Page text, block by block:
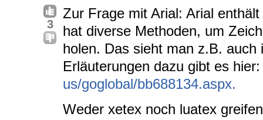
3
Zur Frage mit Arial: Arial
hat diverse Methoden, um
holen. Das sieht man z.B.
Erläuterungen dazu gibt es
us/goglobal/bb688134.aspx.
Weder xetex noch luatex